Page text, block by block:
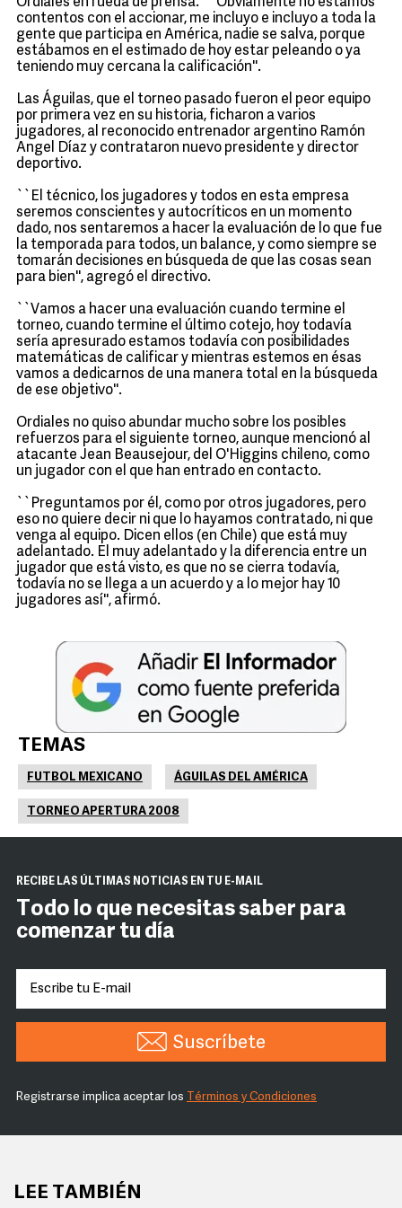
contentos con el accionar, me incluyo e incluyo a toda la
gente que participa en América, nadie se salva, porque
estábamos en el estimado de hoy estar peleando o ya
teniendo muy cercana la calificación''.
Las Águilas, que el torneo pasado fueron el peor equipo
por primera vez en su historia, ficharon a varios
jugadores, al reconocido entrenador argentino Ramón
Angel Díaz y contrataron nuevo presidente y director
deportivo.
``El técnico, los jugadores y todos en esta empresa
seremos conscientes y autocríticos en un momento
dado, nos sentaremos a hacer la evaluación de lo que fue
la temporada para todos, un balance, y como siempre se
tomarán decisiones en búsqueda de que las cosas sean
para bien'', agregó el directivo.
``Vamos a hacer una evaluación cuando termine el
torneo, cuando termine el último cotejo, hoy todavía
sería apresurado estamos todavía con posibilidades
matemáticas de calificar y mientras estemos en ésas
vamos a dedicarnos de una manera total en la búsqueda
de ese objetivo''.
Ordiales no quiso abundar mucho sobre los posibles
refuerzos para el siguiente torneo, aunque mencionó al
atacante Jean Beausejour, del O'Higgins chileno, como
un jugador con el que han entrado en contacto.
``Preguntamos por él, como por otros jugadores, pero
eso no quiere decir ni que lo hayamos contratado, ni que
venga al equipo. Dicen ellos (en Chile) que está muy
adelantado. El muy adelantado y la diferencia entre un
jugador que está visto, es que no se cierra todavía,
todavía no se llega a un acuerdo y a lo mejor hay 10
jugadores así'', afirmó.
TEMAS
FUTBOL MEXICANO ÁGUILAS DEL AMÉRICA
TORNEO APERTURA 2008
RECIBE LAS ÚLTIMAS NOTICIAS EN TU E-MAIL
Todo lo que necesitas saber para
comenzar tu día
Suscríbete
Registrarse implica aceptar los Términos y Condiciones
LEE TAMBIÉN